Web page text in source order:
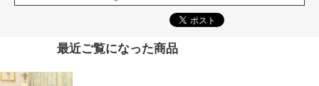
最近ご覧になった商品